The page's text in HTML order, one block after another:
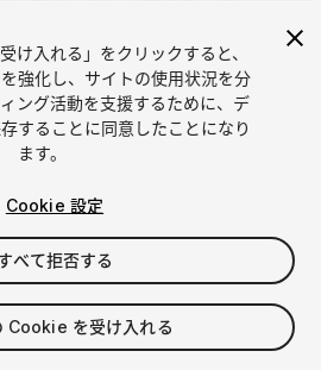
1 /5
す
け入れる」をクリックすると、
強化し、サイトの使用状況を分
ング活動を支援するために、デ
することに同意したことになり
ます。
Cookie 設定
べて拒否する
Cookie を受け入れる